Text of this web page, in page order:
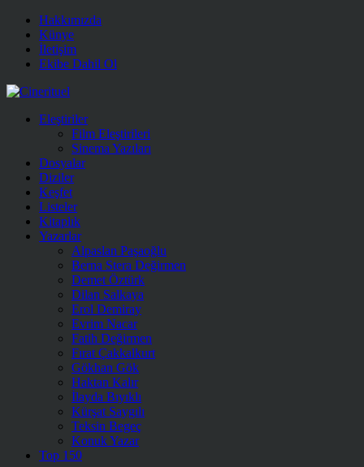
Hakkımızda
Künye
İletişim
Ekibe Dahil Ol
Eleştiriler
Film Eleştirileri
Sinema Yazıları
Dosyalar
Diziler
Keşfet
Listeler
Kitaplık
Yazarlar
Alpaslan Paşaoğlu
Berna Stera Değirmen
Demet Öztürk
Dilan Salkaya
Erol Demiray
Evrim Nacar
Fatih Değirmen
Fırat Çakkalkurt
Gökhan Gök
Haktan Kalır
İlayda Bıyıklı
Kürşat Saygılı
Teksin Begeç
Konuk Yazar
Top 150